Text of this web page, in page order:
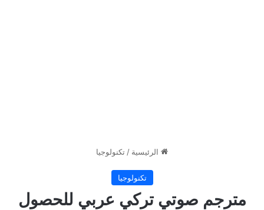
الرئيسية / تكنولوجيا
تكنولوجيا
مترجم صوتي تركي عربي للحصول